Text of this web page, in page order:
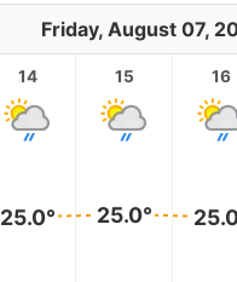
Friday, August 07,
14
25.0°
15
25.0°
16